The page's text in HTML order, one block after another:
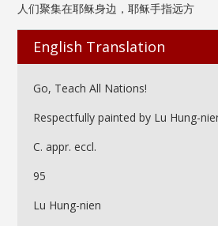
人们聚集在耶稣身边，耶稣手指远方
English Translation
Go, Teach All Nations!
Respectfully painted by Lu Hung-
C. appr. eccl.
95
Lu Hung-nien